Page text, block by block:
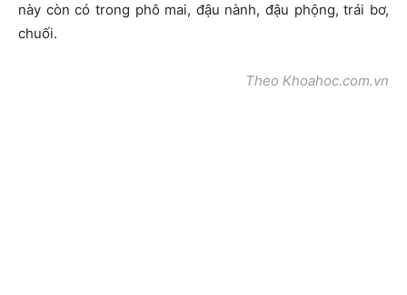
này còn có trong phô mai, đậu nành, đậu phộng, trái bơ,
chuối.
Theo Khoahoc.com.vn